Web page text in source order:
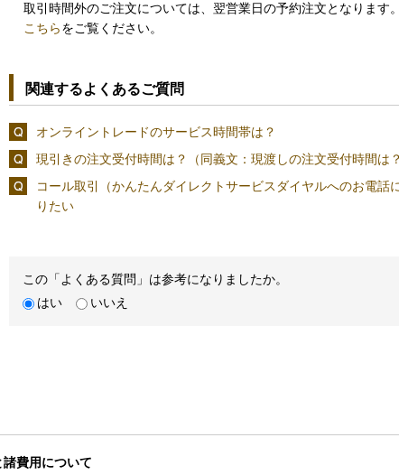
取引時間外のご注文については、翌営業日の予約注文となります
こちらをご覧ください。
関連するよくあるご質問
オンライントレードのサービス時間帯は？
現引きの注文受付時間は？（同義文：現渡しの注文受付時間は？
コール取引（かんたんダイレクトサービスダイヤルへのお電話
りたい
この「よくある質問」は参考になりましたか。
はい
いいえ
費用について